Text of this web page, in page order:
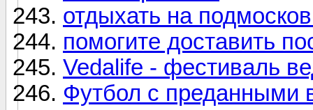
отдыхать на
помогите доставить
Vedalife - фестиваль
Футбол с преданными